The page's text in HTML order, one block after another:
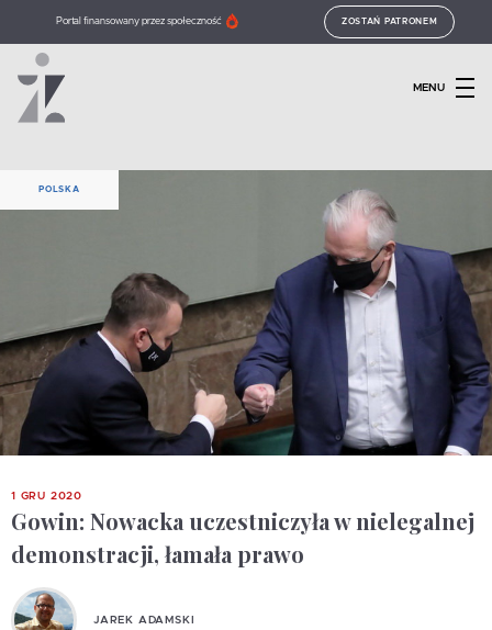
Portal finansowany przez społeczność ZOSTAŃ PATRONEM
MENU
POLSKA
1 GRU 2020
Gowin: Nowacka uczestniczyła w nielegalnej
demonstracji, łamała prawo
JAREK ADAMSKI